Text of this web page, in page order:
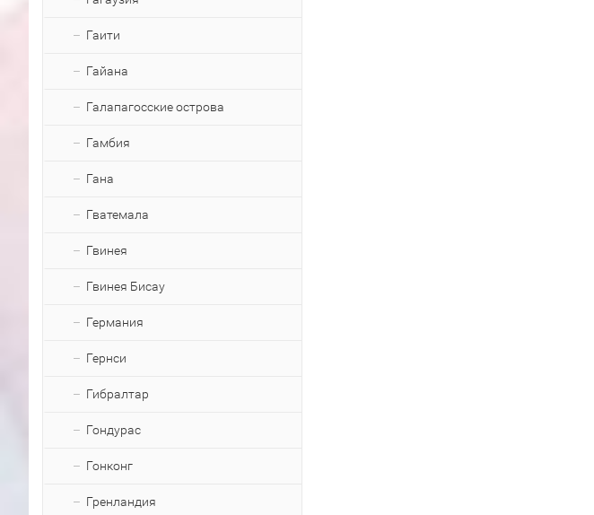
Гаити
Гайана
Галапагосские острова
Гамбия
Гана
Гватемала
Гвинея
Гвинея Бисау
Германия
Гернси
Гибралтар
Гондурас
Гонконг
Гренландия